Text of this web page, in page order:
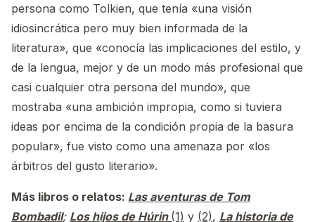
persona como Tolkien, que tenía «una visión
idiosincrática pero muy bien informada de la
literatura», que «conocía las implicaciones del estilo, y
de la lengua, mejor y de un modo más profesional que
casi cualquier otra persona del mundo», que
mostraba «una ambición impropia, como si tuviera
ideas por encima de la condición propia de la basura
popular», fue visto como una amenaza por «los
árbitros del gusto literario».
Más libros o relatos: Las aventuras de Tom
Bombadil; Los hijos de Húrin (1) y (2), La historia de